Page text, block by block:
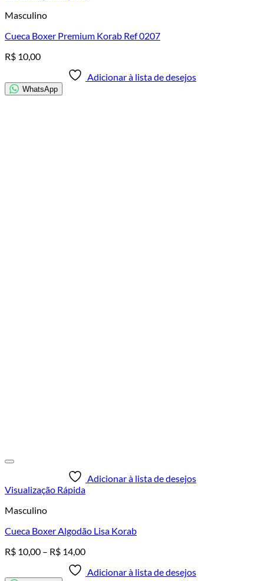
Masculino
Cueca Boxer Premium Korab Ref 0207
R$ 10,00
Adicionar à lista de desejos
WhatsApp
Adicionar à lista de desejos
Visualização Rápida
Masculino
Cueca Boxer Algodão Lisa Korab
R$ 10,00 – R$ 14,00Faixa
preço:
Adicionar à lista de desejos